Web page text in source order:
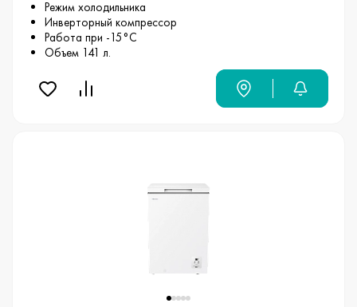
Режим холодильника
Инверторный компрессор
Работа при -15°С
Объем 141 л.